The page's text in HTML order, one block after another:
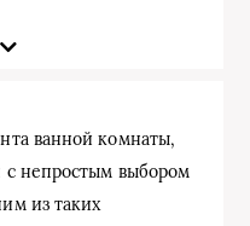
ванной комнаты,
с непростым выбором
из таких